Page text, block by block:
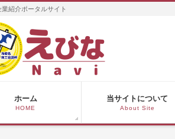
紹介ポータルサイト
ホーム
HOME
当サイトについて
About Site